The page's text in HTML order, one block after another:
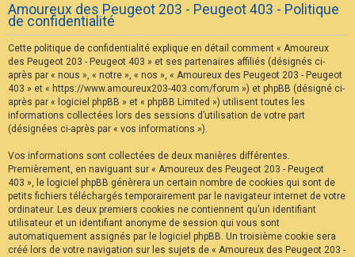
I
n
s
c
r
i
p
t
i
o
n
F
A
Q
Amoureux des Peugeot 203 - Peugeot 403 - Politique
de confidentialité
Cette politique de confidentialité explique en détail comment « Amoureux
des Peugeot 203 - Peugeot 403 » et ses partenaires affiliés (désignés ci-
après par « nous », « notre », « nos », « Amoureux des Peugeot 203 - Peugeot
403 » et « https://www.amoureux203-403.com/forum ») et phpBB (désigné ci-
après par « logiciel phpBB » et « phpBB Limited ») utilisent toutes les
informations collectées lors des sessions d’utilisation de votre part
(désignées ci-après par « vos informations »).
Vos informations sont collectées de deux manières différentes.
Premièrement, en naviguant sur « Amoureux des Peugeot 203 - Peugeot
403 », le logiciel phpBB génèrera un certain nombre de cookies qui sont de
petits fichiers téléchargés temporairement par le navigateur internet de votre
ordinateur. Les deux premiers cookies ne contiennent qu’un identifiant
utilisateur et un identifiant anonyme de session qui vous sont
automatiquement assignés par le logiciel phpBB. Un troisième cookie sera
créé lors de votre navigation sur les sujets de « Amoureux des Peugeot 203 -